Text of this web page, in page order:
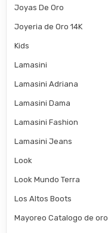
Joyas De Oro
Joyeria de Oro 14K
Kids
Lamasini
Lamasini Adriana
Lamasini Dama
Lamasini Fashion
Lamasini Jeans
Look
Look Mundo Terra
Los Altos Boots
Mayoreo Catalogo de oro